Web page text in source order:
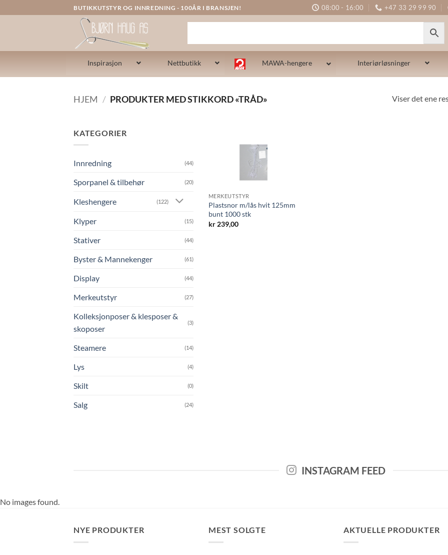
to
BUTIKKUTSTYR OG INNREDNING - 100ÅR I BRANSJEN! 08:00 - 16:00 +47 33 29 99 90
Inspirasjon Nettbutikk MAWA-hengere Interiørløsninger
HJEM / PRODUKTER MED STIKKORD «TRÅD» Viser det ene
KATEGORIER
Innredning (44)
Sporpanel & tilbehør (20)
Kleshengere (122)
Klyper (15)
Stativer (44)
Byster & Mannekenger (61)
Display (44)
Merkeutstyr (27)
Kolleksjonposer & klesposer &
skoposer
(3)
Steamere (14)
Lys (4)
Skilt (0)
Salg (24)
MERKEUTSTYR
Plastsnor m/lås hvit 125mm
bunt 1000 stk
kr239,00
INSTAGRAM FEED
No images found.
NYE PRODUKTER MEST SOLGTE AKTUELLE PRODUKTER